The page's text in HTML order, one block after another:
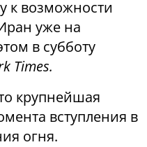
к возможности
уже на
в субботу
Times.
крупнейшая
вступления в
огня.